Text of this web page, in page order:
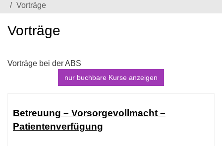
Vorträge
Vorträge
Vorträge bei der ABS
nur buchbare Kurse anzeigen
Tabellenüberschriften
können
sortiert
Betreuung – Vorsorgevollmacht –
Patientenverfügung